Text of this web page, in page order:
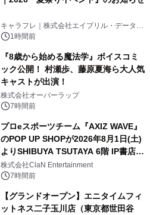
キャラフレ｜株式会社エイプリル・データ・
デザインズ
1時間前
『8歳から始める魔法学』ボイスコミ
ック公開！ 村瀬歩、藤原夏海ら大人気
キャストが出演！
株式会社オーバーラップ
7時間前
プロeスポーツチーム『AXIZ WAVE』
のPOP UP SHOPが2026年8月1日(土)
よりSHIBUYA TSUTAYA 6階 IP書店で
開催決定！！
株式会社ClaN Entertainment
7時間前
【グランドオープン】エニタイムフィ
ットネス二子玉川店（東京都世田谷